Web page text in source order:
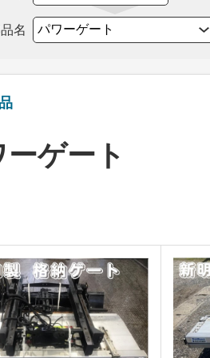
名
ゲート